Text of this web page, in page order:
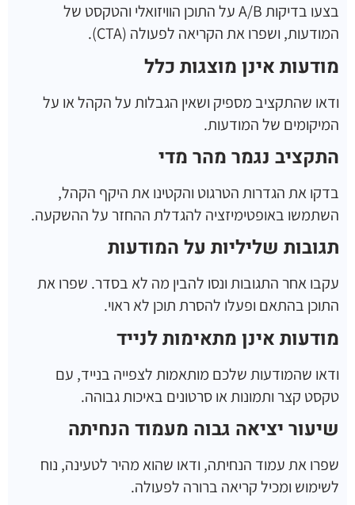
בצעו בדיקות A/B על התוכן הוויזואלי והטקסט של
המודעות, ושפרו את הקריאה לפעולה (CTA).
מודעות אינן מוצגות כלל
ודאו שהתקציב מספיק ושאין הגבלות על הקהל או על
המיקומים של המודעות.
התקציב נגמר מהר מדי
בדקו את הגדרות הטרגוט והקטינו את היקף הקהל,
השתמשו באופטימיזציה להגדלת ההחזר על ההשקעה.
תגובות שליליות על המודעות
עקבו אחר התגובות ונסו להבין מה לא בסדר. שפרו את
התוכן בהתאם ופעלו להסרת תוכן לא ראוי.
מודעות אינן מתאימות לנייד
ודאו שהמודעות שלכם מותאמות לצפייה בנייד, עם
טקסט קצר ותמונות או סרטונים באיכות גבוהה.
שיעור יציאה גבוה מעמוד הנחיתה
שפרו את עמוד הנחיתה, ודאו שהוא מהיר לטעינה, נוח
לשימוש ומכיל קריאה ברורה לפעולה.